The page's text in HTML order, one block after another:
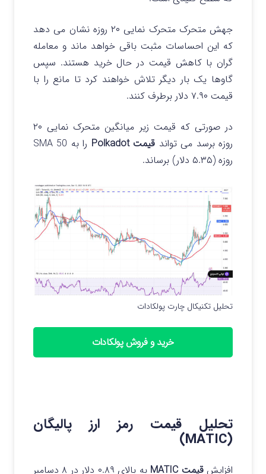
جهش متحرک متحرک نمایی ۲۰ روزه نشان می دهد
که این احساسات مثبت باقی خواهد ماند و معامله
گران با کاهش قیمت در حال خرید هستند. سپس
گاوها یک بار دیگر تلاش خواهند کرد تا مانع را با
قیمت ۷.۹۰ دلار برطرف کنند.
در صورتی که قیمت زیر میانگین متحرک نمایی ۲۰
روزه برسد می تواند قیمتPolkadot
را به SMA 50
روزه (۵.۳۵ دلار) برساند.
تحلیل تکنیکال چارت پولکادات
خرید و فروش پولکادات
تحلیل قیمت رمز ارز پالیگان
(MATIC)
افزایشقیمت MATIC به بالای ۰.۸۹ دلار در ۸ دسامبر